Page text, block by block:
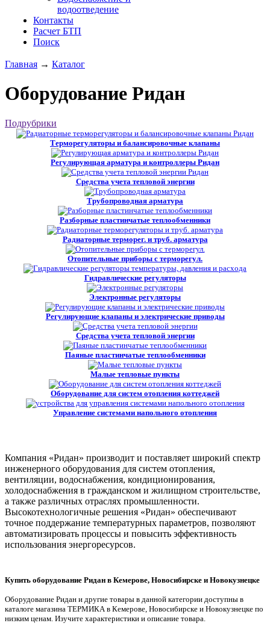
водоотведение
Контакты
Расчет БТП
Поиск
Главная → Каталог
Оборудование Ридан
Подрубрики
Терморегуляторы и балансировочные клапаны
Регулирующая арматура и контроллеры Ридан
Средства учета тепловой энергии
Трубопроводная арматура
Разборные пластинчатые теплообменники
Радиаторные терморег. и труб. арматура
Отопительные приборы с терморегул.
Гидравлические регуляторы
Электронные регуляторы
Регулирующие клапаны и электрические приводы
Средства учета тепловой энергии
Паяные пластинчатые теплообменники
Малые тепловые пункты
Оборудование для систем отопления коттеджей
Управление системами напольного отопления
Компания «Ридан» производит и поставляет широкий спектр
инженерного оборудования для систем отопления,
вентиляции, водоснабжения, кондиционирования,
холодоснабжения в гражданском и жилищном строительстве,
а также различных отраслях промышленности.
Высокотехнологичные решения «Ридан» обеспечивают
точное поддержание температурных параметров, позволяют
автоматизировать процессы и повысить эффективность
использования энергоресурсов.
Купить оборудование Ридан в Кемерове, Новосибирске и Новокузнецке
Оборудование Ридан и другие товары в данной категории доступны в
каталоге магазина ТЕРМИКА в Кемерове, Новосибирске и Новокузнецке по
низким ценам. Изучите характеристики и описание товара.